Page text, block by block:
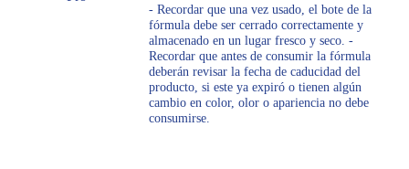
- Recordar que una vez usado, el bote de la
fórmula debe ser cerrado correctamente y
almacenado en un lugar fresco y seco. -
Recordar que antes de consumir la fórmula
deberán revisar la fecha de caducidad del
producto, si este ya expiró o tienen algún
cambio en color, olor o apariencia no debe
consumirse.